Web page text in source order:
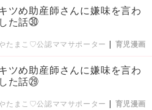
ツめ助産師さんに嫌味を言わ
た話㉚
たまこ♡公認ママサポーター | 育児漫画
ツめ助産師さんに嫌味を言わ
た話㉙
たまこ♡公認ママサポーター | 育児漫画